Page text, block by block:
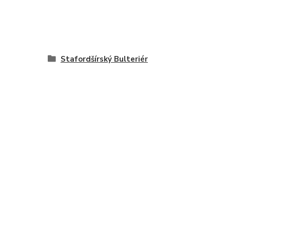
Stafordšírský Bulteriér